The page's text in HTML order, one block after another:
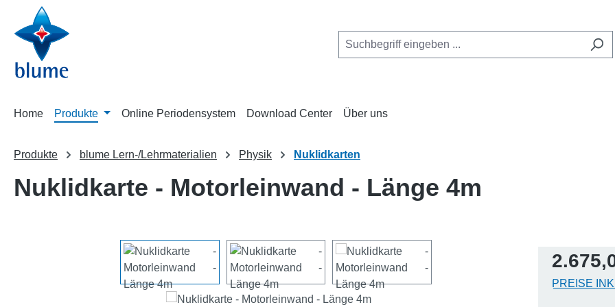
Hauptinhalt springen
Zur Suche springen
Zur Hauptnavigation springen
Home Produkte Online Periodensystem Download Center Über uns
Produkte blume Lern-/Lehrmaterialien Physik Nuklidkarten
Nuklidkarte - Motorleinwand - Länge 4m
Bildergalerie überspringen
Regulärer
PREISE